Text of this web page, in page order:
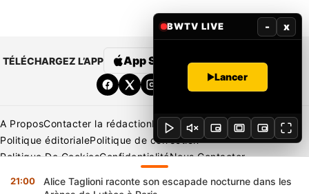
TÉLÉCHARGEZ L’APP App Store Google Play
A ProposContacter la rédactionRédaction Mentions légales
Politique éditorialePolitique de correction
Politique De CookiesConfidentialitéNous Contacter
Copyright © 2026 BENIN WEB TV | Tous Droits Réservés
21:00
Alice Taglioni raconte son escapade nocturne dans les
BWTV LIVE - x
Lancer